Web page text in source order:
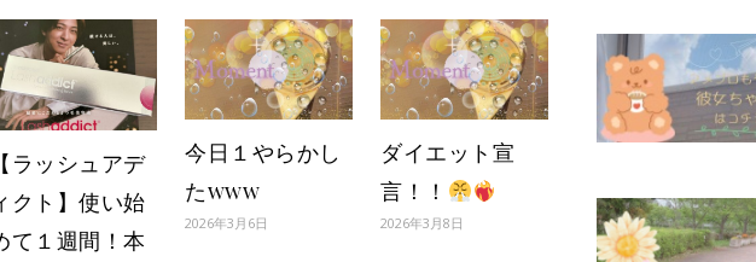
ラッシュアデ
クト】使い始
て１週間！本
今日１やらかし
たwww
2026年3月6日
ダイエット宣
言！！
2026年3月8日